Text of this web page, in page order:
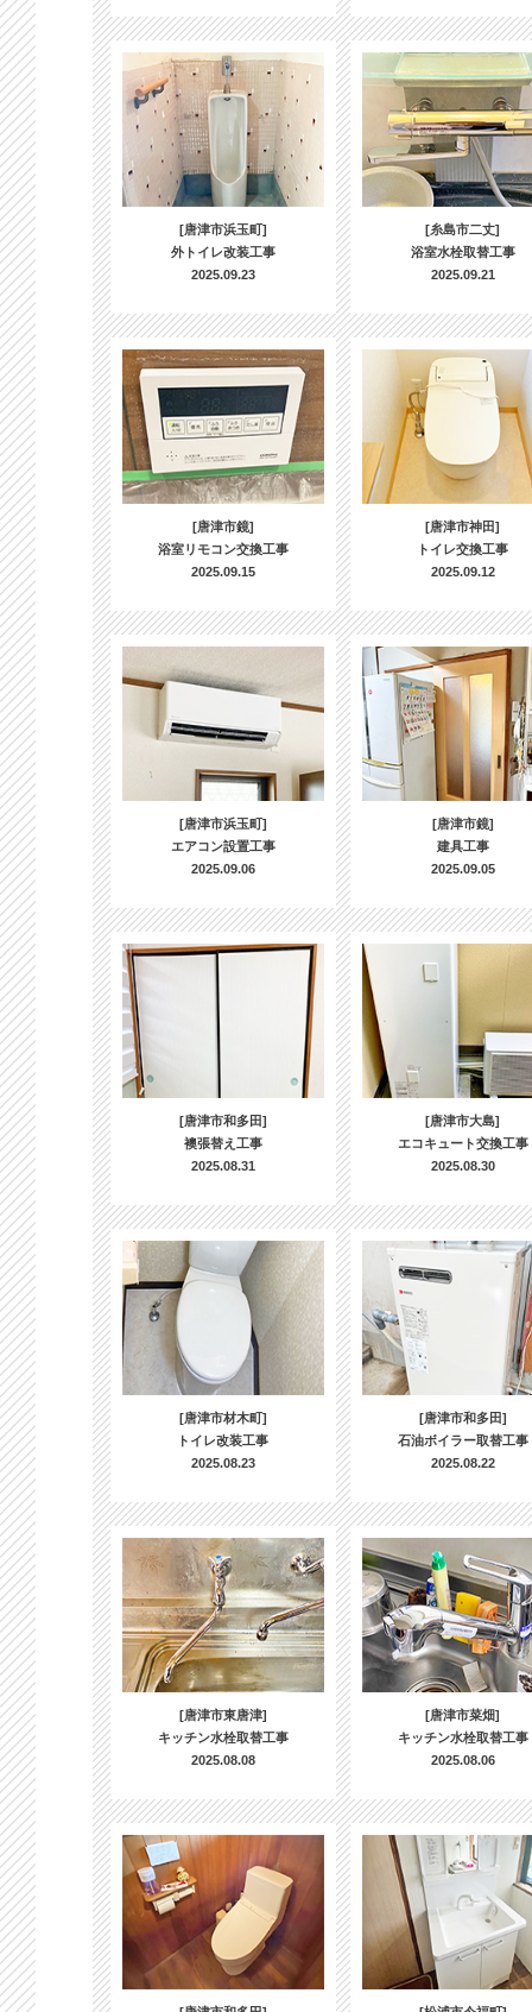
[唐津市浜玉町]
外トイレ改装工事
2025.09.23
[糸島市二丈]
浴室水栓取替工事
2025.09.21
[唐津市鏡]
浴室リモコン交換工事
2025.09.15
[唐津市神田]
トイレ交換工事
2025.09.12
[唐津市浜玉町]
エアコン設置工事
2025.09.06
[唐津市鏡]
建具工事
2025.09.05
[唐津市和多田]
襖張替え工事
2025.08.31
[唐津市大島]
エコキュート交換工事
2025.08.30
[唐津市材木町]
トイレ改装工事
2025.08.23
[唐津市和多田]
石油ボイラー取替工事
2025.08.22
[唐津市東唐津]
キッチン水栓取替工事
2025.08.08
[唐津市菜畑]
キッチン水栓取替工事
2025.08.06